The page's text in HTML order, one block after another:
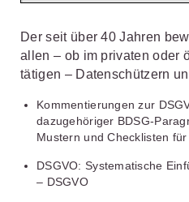
Der seit über 40 Jahren
allen – ob im privaten oder
tätigen – Datenschützern
Kommentierungen zur
dazugehöriger BDSG-
Mustern und Checklisten
DSGVO: Systematische
– DSGVO